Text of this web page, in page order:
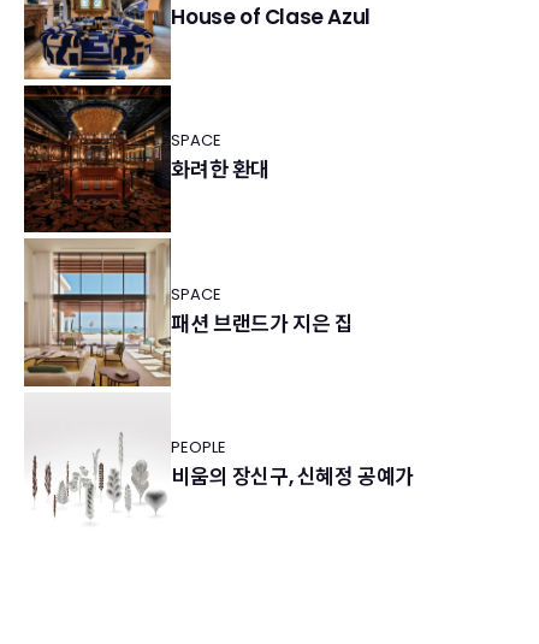
House of Clase Azul
SPACE
화려한 환대
SPACE
패션 브랜드가 지은 집
PEOPLE
비움의 장신구, 신혜정 공예가